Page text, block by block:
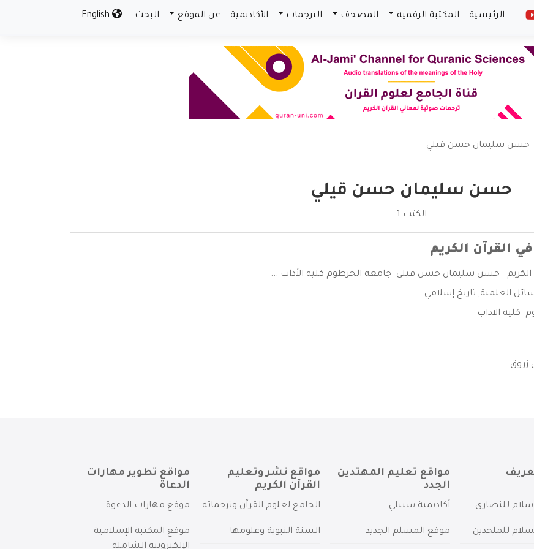
الرئيسية المكتبة الرقمية المصحف الترجمات الأكاديمية عن الموقع البحث
حسن سليمان حسن قيلي
حسن سليمان حسن قيلي
الكتب 1
القرآن الكريم
الكريم - حسن سليمان حسن قيلي- جامعة الخرطوم كلية الأداب ...
العلمية, تاريخ إسلامي
-كلية الآداب
زروق
للنصارى
للملحدين
مواقع تعليم المهتدين
الجدد
أكاديمية سبيلي
موقع المسلم الجديد
مواقع نشر وتعليم
القرآن الكريم
الجامع لعلوم القرآن وترجماته
السنة النبوية وعلومها
مواقع تطوير مهارات
الدعاة
موقع مهارات الدعوة
موقع المكتبة الإسلامية
الإلكترونية الشاملة